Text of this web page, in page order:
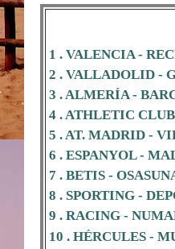
1 . VALENCIA -
2 . VALLADOLID -
3 . ALMERÍA -
4 . ATHLETIC
5 . AT. MADRID -
6 . ESPANYOL -
7 . BETIS -
8 . SPORTING -
9 . RACING -
10 . HÉRCULES -